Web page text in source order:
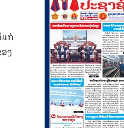
ກ່
ງ